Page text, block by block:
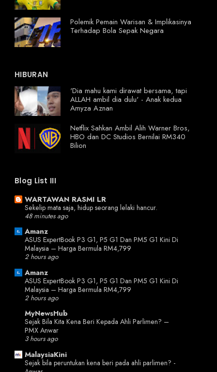
Polemik Pemain Warisan & Implikasinya
Terhadap Bola Sepak Negara
HIBURAN
'Dia mahu kami dirawat bersama, tapi
ALLAH ambil dia dulu' - Anak kedua
Amyza Aznan
Netflix Sahkan Ambil Alih Warner Bros,
HBO dan DC Studios Bernilai RM340
Bilion
Blog List III
WARTAWAN RASMI LR
Sekelip mata saja, hidup seorang lelaki hancur.
48 minutes ago
Amanz
ASUS ExpertBook P3 G1, P5 G1 Dan PM5 G1 Kini Di
Malaysia – Harga Bermula RM4,799
2 hours ago
Amanz
ASUS ExpertBook P3 G1, P5 G1 Dan PM5 G1 Kini Di
Malaysia – Harga Bermula RM4,799
2 hours ago
MyNewsHub
Sejak Bila Kita Kena Beri Kepada Ahli Parlimen? –
PMX Anwar
3 hours ago
MalaysiaKini
Sejak bila peruntukan kena beri pada ahli parlimen? -